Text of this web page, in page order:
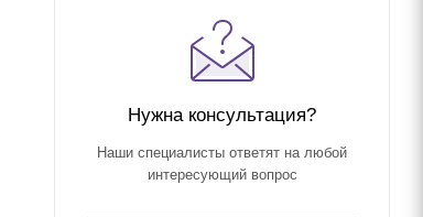
Нужна консультация?
Наши специалисты ответят на любой
интересующий вопрос